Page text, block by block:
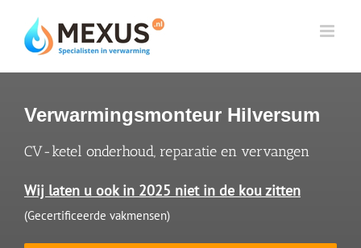
content
Verwarmingsmonteur Hilversum
CV-ketel onderhoud, reparatie en vervangen
Wij laten u ook in 2025 niet in de kou zitten
(Gecertificeerde vakmensen)